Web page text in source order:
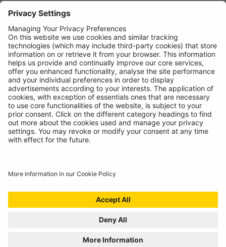
R443
Ampoule Spécifique
Ampoules de phare
80V 55W H3 PK22